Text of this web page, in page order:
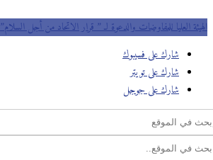
الهيئة العليا للمفاوضات والدعوة لـ ” قرار الاتحاد من أجل السلام”
شارك على فسيبوك
شارك على تويتر
شارك على جوجل